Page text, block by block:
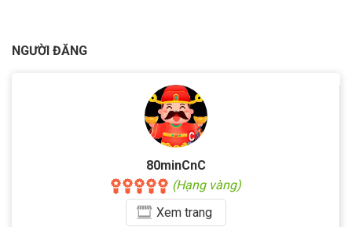
NGƯỜI ĐĂNG
80minCnC
(Hạng vàng)
Xemtrang